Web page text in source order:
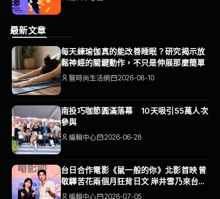
最新文章
每天練瑜伽真的能改善睡眠？研究揭示放
鬆神經的關鍵動作，不只是伸展那麼簡單
醫時尚生活網 2026-08-10
南投巧咖節圓滿落幕 10天吸引55萬人次
參與
編輯中心 2026-06-28
台日合作電影《鼠一般的你》北影首映 曾
敬驊苦花兩個月狂背日文 岸井雪乃來台展
開療傷之旅
編輯中心 2026-07-05